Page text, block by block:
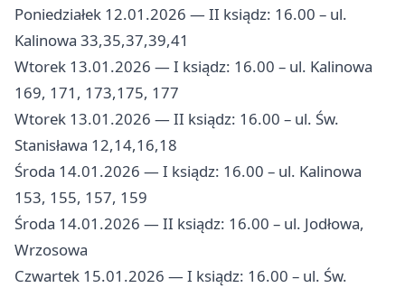
Poniedziałek 12.01.2026 — II ksiądz: 16.00 – ul.
Kalinowa 33,35,37,39,41
Wtorek 13.01.2026 — I ksiądz: 16.00 – ul. Kalinowa
169, 171, 173,175, 177
Wtorek 13.01.2026 — II ksiądz: 16.00 – ul. Św.
Stanisława 12,14,16,18
Środa 14.01.2026 — I ksiądz: 16.00 – ul. Kalinowa
153, 155, 157, 159
Środa 14.01.2026 — II ksiądz: 16.00 – ul. Jodłowa,
Wrzosowa
Czwartek 15.01.2026 — I ksiądz: 16.00 – ul. Św.